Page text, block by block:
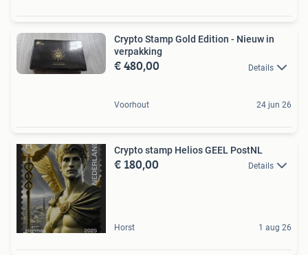
Crypto Stamp Gold Edition - Nieuw in
verpakking
€ 480,00 Details
Voorhout 24 jun 26
Crypto stamp Helios GEEL PostNL
€ 180,00 Details
Horst 1 aug 26